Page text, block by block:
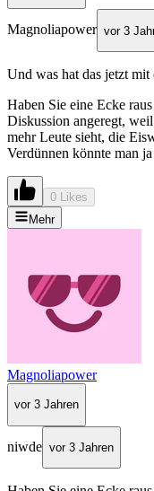
Magnoliapower vor 3
Und was hat das jetzt
Haben Sie eine Ecke
Diskussion angeregt,
mehr Leute sieht, die
Verdünnen könnte man
0 Likes
Mehr
Magnoliapower
vor 3 Jahren
niwde vor 3 Jahren